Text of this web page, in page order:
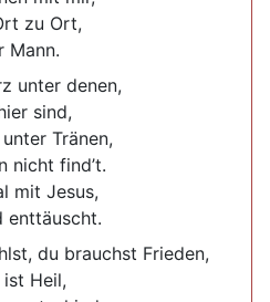
zu Ort,
Mann.
unter denen,
sind,
Tränen,
nicht find’t.
mit Jesus,
enttäuscht.
du brauchst Frieden,
Heil,